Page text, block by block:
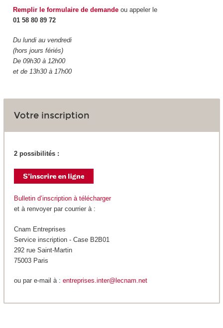
Remplir le formulaire de demandeou appeler le
01 58 80 89 72
Du lundi au vendredi
(hors jours fériés)
De 09h30 à 12h00
et de 13h30 à 17h00
Votre inscription
2 possibilités :
Bulletin d’inscription à télécharger
et à renvoyer par courrier à :
Cnam Entreprises
Service inscription - Case B2B01
292 rue Saint-Martin
75003 Paris
ou par e-mail à : entreprises.inter@lecnam.net